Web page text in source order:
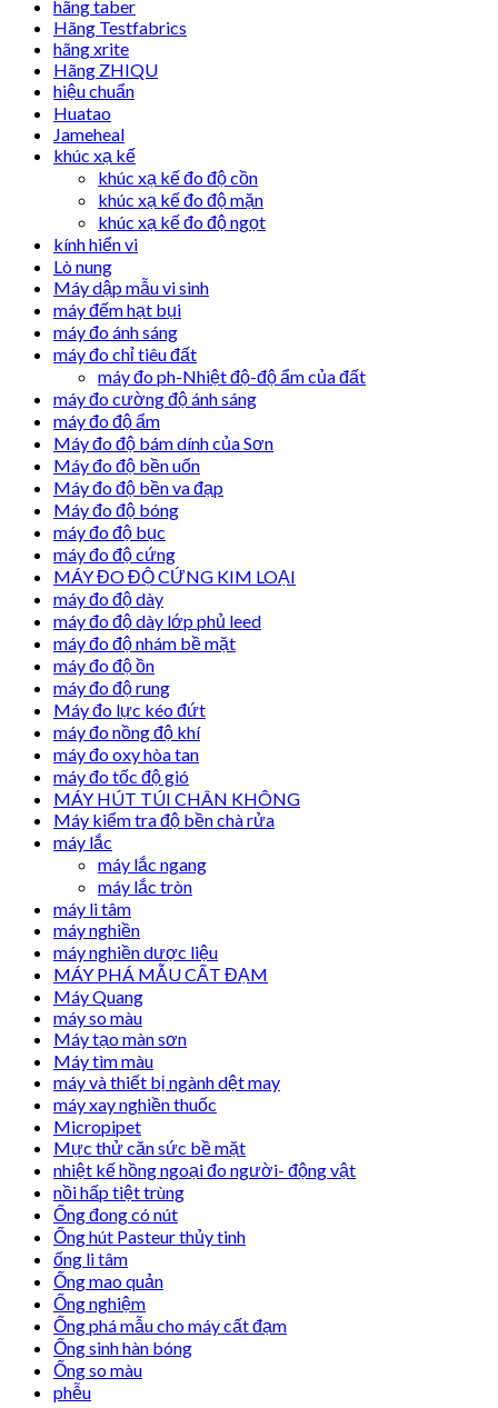
hãng taber
Hãng Testfabrics
hãng xrite
Hãng ZHIQU
hiệu chuẩn
Huatao
Jameheal
khúc xạ kế
khúc xạ kế đo độ cồn
khúc xạ kế đo độ mặn
khúc xạ kế đo độ ngọt
kính hiển vi
Lò nung
Máy dập mẫu vi sinh
máy đếm hạt bụi
máy đo ánh sáng
máy đo chỉ tiêu đất
máy đo ph-Nhiệt độ-độ ẩm của đất
máy đo cường độ ánh sáng
máy đo độ ẩm
Máy đo độ bám dính của Sơn
Máy đo độ bền uốn
Máy đo độ bền va đạp
Máy đo độ bóng
máy đo độ bục
máy đo độ cứng
MÁY ĐO ĐỘ CỨNG KIM LOẠI
máy đo độ dày
máy đo độ dày lớp phủ leed
máy đo độ nhám bề mặt
máy đo độ ồn
máy đo độ rung
Máy đo lực kéo đứt
máy đo nồng độ khí
máy đo oxy hòa tan
máy đo tốc độ gió
MÁY HÚT TÚI CHÂN KHÔNG
Máy kiểm tra độ bền chà rửa
máy lắc
máy lắc ngang
máy lắc tròn
máy li tâm
máy nghiền
máy nghiền dược liệu
MÁY PHÁ MẪU CẤT ĐẠM
Máy Quang
máy so màu
Máy tạo màn sơn
Máy tìm màu
máy và thiết bị ngành dệt may
máy xay nghiền thuốc
Micropipet
Mực thử căn sức bề mặt
nhiệt kế hồng ngoại đo người- động vật
nồi hấp tiệt trùng
Ống đong có nút
Ống hút Pasteur thủy tinh
ống li tâm
Ống mao quản
Ống nghiệm
Ống phá mẫu cho máy cất đạm
Ống sinh hàn bóng
Ống so màu
phễu